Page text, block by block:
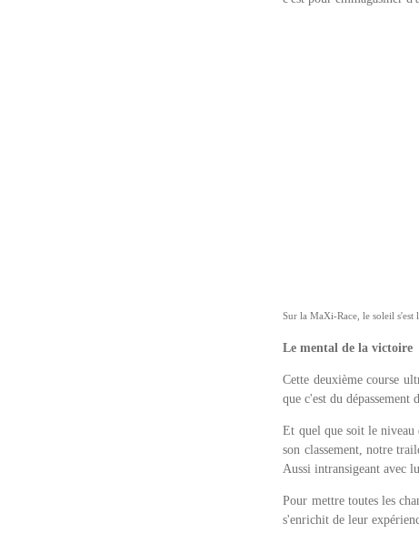
Sur la MaXi-Race, le soleil s'est
Le mental de la victoire
Cette deuxième course
que c'est du dépassement
Et quel que soit le
son classement, notre
Aussi intransigeant avec
Pour mettre toutes les
s'enrichit de leur